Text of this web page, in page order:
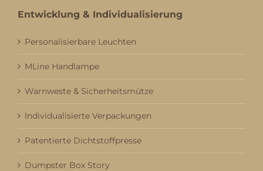
Entwicklung & Individualisierung
Personalisierbare Leuchten
MLine Handlampe
Warnweste & Sicherheitsmütze
Individualisierte Verpackungen
Patentierte Dichtstoffpresse
Dumpster Box Story